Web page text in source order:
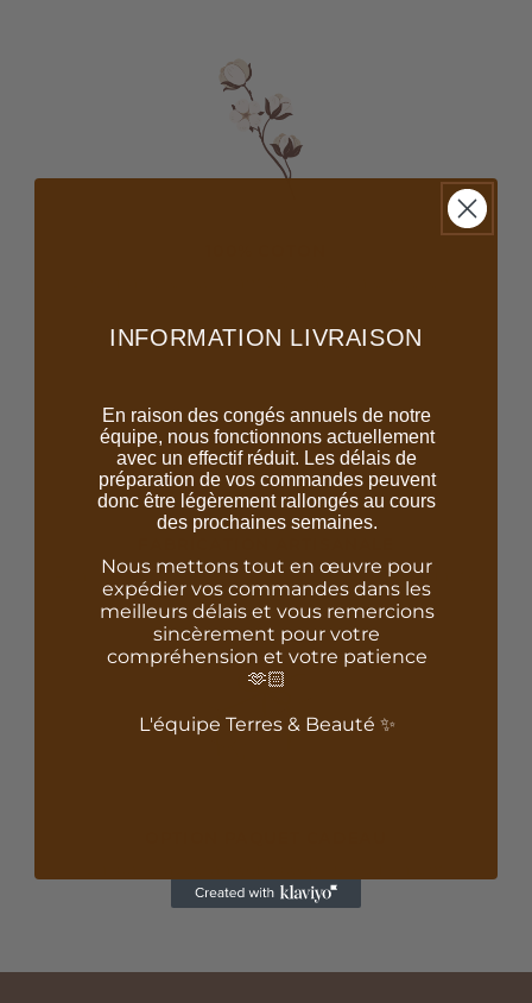
Réalisé à la main avec des matériaux de qualité
INFORMATION LIVRAISON
En raison des congés annuels de notre
équipe, nous fonctionnons actuellement
avec un effectif réduit. Les délais de
préparation de vos commandes peuvent
donc être légèrement rallongés au cours
des prochaines semaines.
Nous mettons tout en œuvre pour
expédier vos commandes dans les
meilleurs délais et vous remercions
sincèrement pour votre
compréhension et votre patience
🫶🏻
L'équipe Terres & Beauté ✨